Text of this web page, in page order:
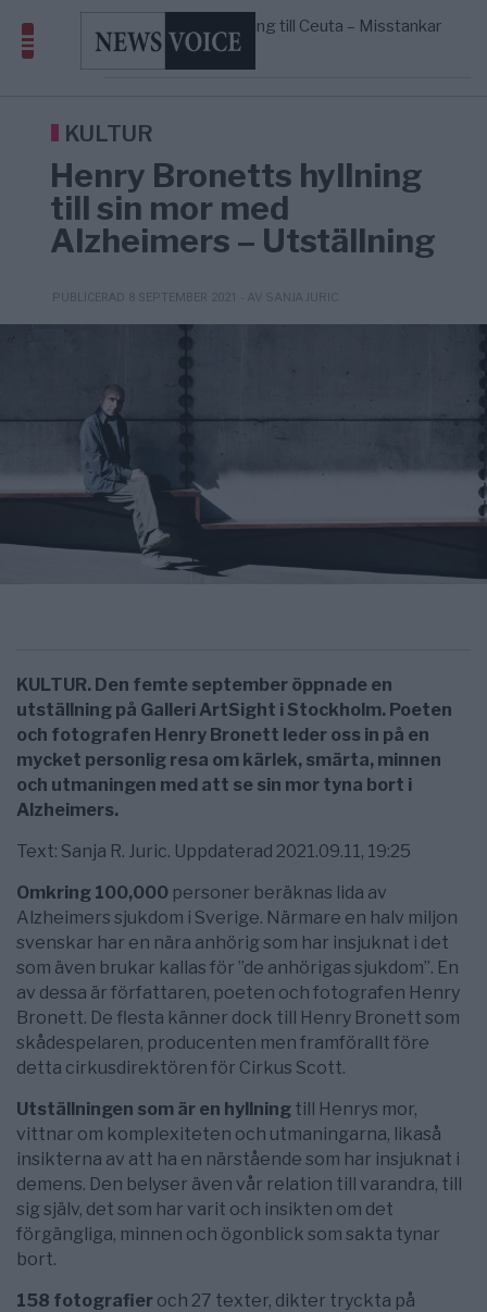
3/8
Massiv anstormning till Ceuta – Misstankar
om amerikansk påverkan
MIDDLE EAST
Pentagon: US Capacity to Fight Iran is
borde avgöra all utrikespolitik
KULTUR
Henry Bronetts hyllning
till sin mor med
Alzheimers – Utställning
PUBLICERAD 8 SEPTEMBER 2021 - AV SANJA JURIC
KULTUR. Den femte september öppnade en
utställning på Galleri ArtSight i Stockholm. Poeten
och fotografen Henry Bronett leder oss in på en
mycket personlig resa om kärlek, smärta, minnen
och utmaningen med att se sin mor tyna bort i
Alzheimers.
Text: Sanja R. Juric. Uppdaterad 2021.09.11, 19:25
Omkring 100,000 personer beräknas lida av
Alzheimers sjukdom i Sverige. Närmare en halv miljon
svenskar har en nära anhörig som har insjuknat i det
som även brukar kallas för ”de anhörigas sjukdom”. En
av dessa är författaren, poeten och fotografen Henry
Bronett. De flesta känner dock till Henry Bronett som
skådespelaren, producenten men framförallt före
detta cirkusdirektören för Cirkus Scott.
Utställningen som är en hyllning till Henrys mor,
vittnar om komplexiteten och utmaningarna, likaså
insikterna av att ha en närstående som har insjuknat i
demens. Den belyser även vår relation till varandra, till
sig själv, det som har varit och insikten om det
förgängliga, minnen och ögonblick som sakta tynar
bort.
158 fotografier och 27 texter, dikter tryckta på